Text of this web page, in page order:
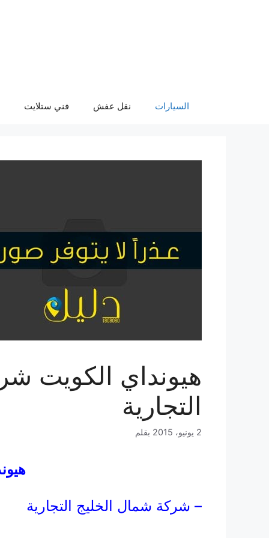
السيارات نقل عفش فني ستلايت
هيونداي الكويت
التجارية
2 يونيو، 2015 بقلم
– شركة شمال الخليج التجارية